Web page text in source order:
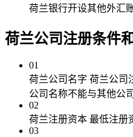
荷兰银行开设其他外汇
荷兰公司注册条件
01
荷兰公司名字 荷兰公司
公司名称不能与其他公
02
荷兰注册资本 最低注册
03